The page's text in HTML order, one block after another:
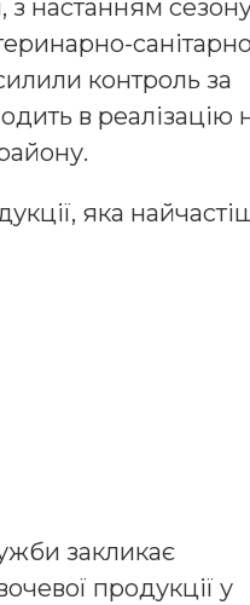
настанням
контроль за
в реалізацію
яка
закликає
продукції у